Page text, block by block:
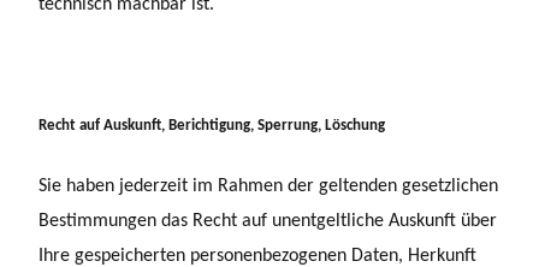
technisch machbar ist.
Recht auf Auskunft, Berichtigung, Sperrung, Löschung
Sie haben jederzeit im Rahmen der geltenden gesetzlichen
Bestimmungen das Recht auf unentgeltliche Auskunft über
Ihre gespeicherten personenbezogenen Daten, Herkunft